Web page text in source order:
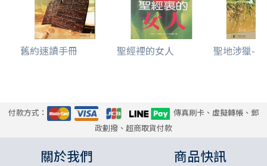
舊約速讀手冊 聖經裡的女人 聖地涉獵--
付款方式：
傳真刷卡、虛擬轉帳、郵
政劃撥、超商取貨付款
關於我們 商品快訊